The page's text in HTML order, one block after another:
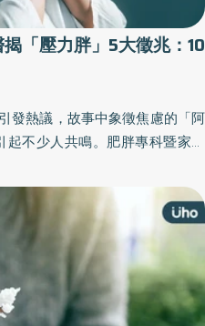
護力達9成5以
症狀家長都很熟悉，但如果要
最有效的方式。目前最新的腸
護力達9成5以上，副作用相較
燒或注射部位疼痛，家長給予
病毒
味著可以更快獲得全面保護，
較少，減少發燒的機率，可降
接種後的不適感，有助於提高
脅時能夠更加安心。 盧英仁
所造成的腦損傷，甚至後續都會
永久性的傷害，因此隨著高流
「壓力胖」5大徵兆：10
發熱議，故事中象徵焦慮的「阿
不少人共鳴。肥胖專科暨家醫
壓力胖」症狀，不僅體重失控，
機。